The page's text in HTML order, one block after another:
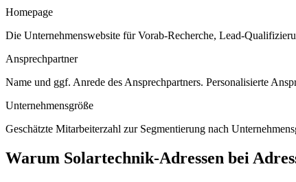
Homepage
Die Unternehmenswebsite für Vorab-Recherche, Lead-
Ansprechpartner
Name und ggf. Anrede des Ansprechpartners. Personalisierte
Unternehmensgröße
Geschätzte Mitarbeiterzahl zur Segmentierung nach
Warum Solartechnik-Adressen bei